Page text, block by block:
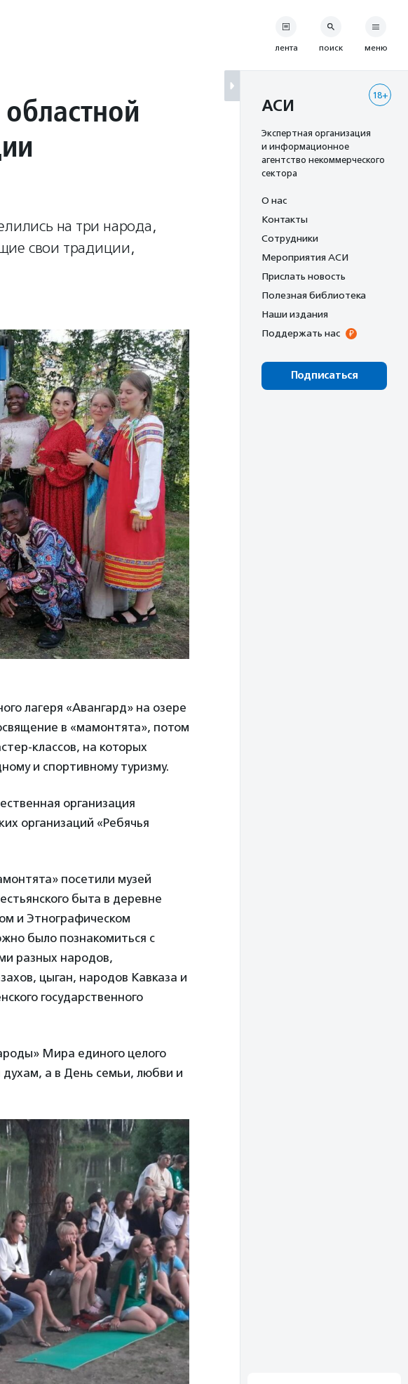
на три народа,
свои традиции,
лагеря «Авангард» на озере
в «мамонтята», потом
классов, на которых
и спортивному туризму.
организация
организаций «Ребячья
посетили музей
быта в деревне
и Этнографическом
было познакомиться с
разных народов,
цыган, народов Кавказа и
государственного
Мира единого целого
а в День семьи, любви и
лента поиск меню
18+
АСИ
Экспертная организация
и информационное
агентство некоммерческого
сектора
О нас
Контакты
Сотрудники
Мероприятия АСИ
Прислать новость
Полезная библиотека
Наши издания
Поддержать нас
Подписаться